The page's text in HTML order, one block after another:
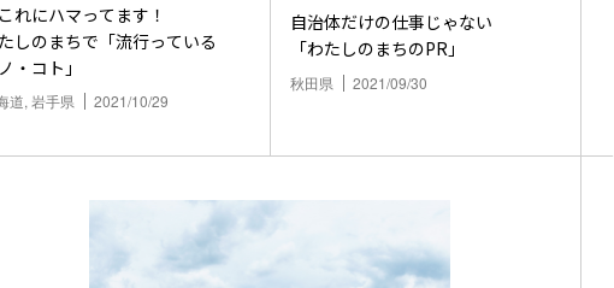
れにハマってます！
しのまちで「流行っている
・コト」
道, 岩手県 2021/10/29
自治体だけの仕事じゃない
「わたしのまちのPR」
秋田県 2021/09/30